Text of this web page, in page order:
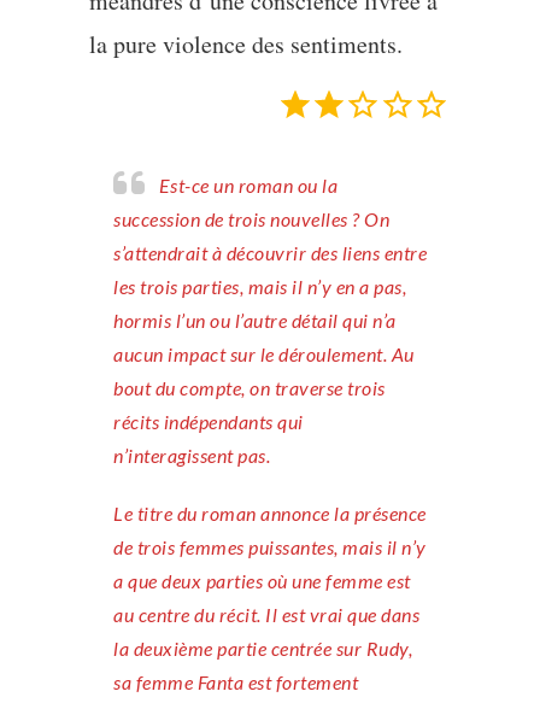
la pure violence des sentiments.
Est-ce un roman ou la
succession de trois nouvelles ? On
s’attendrait à découvrir des liens entre
les trois parties, mais il n’y en a pas,
hormis l’un ou l’autre détail qui n’a
aucun impact sur le déroulement. Au
bout du compte, on traverse trois
récits indépendants qui
n’interagissent pas.
Le titre du roman annonce la présence
de trois femmes puissantes, mais il n’y
a que deux parties où une femme est
au centre du récit. Il est vrai que dans
la deuxième partie centrée sur Rudy,
sa femme Fanta est fortement